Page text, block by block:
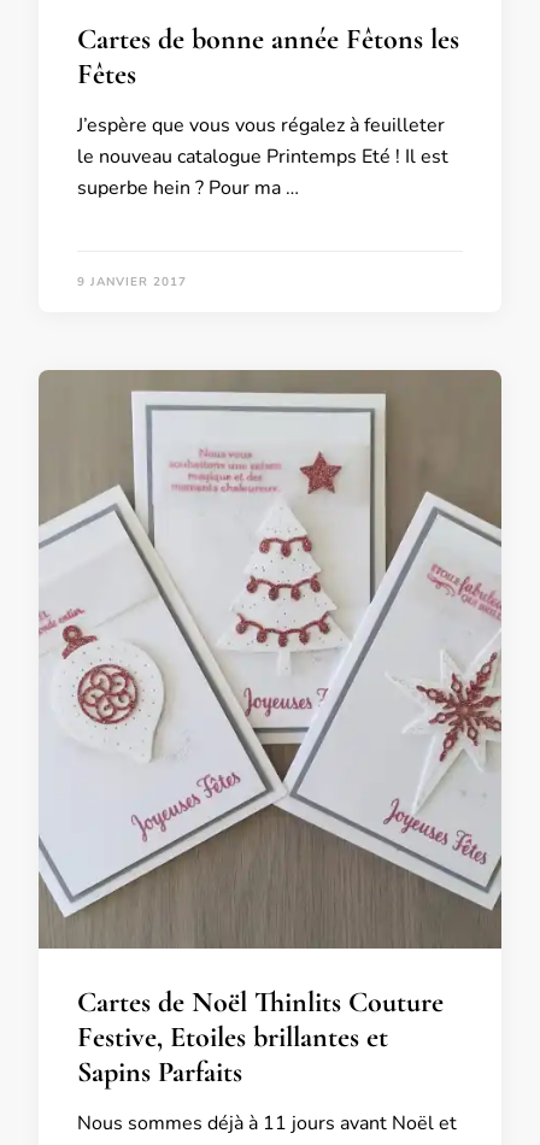
Cartes de bonne année Fêtons les
Fêtes
J’espère que vous vous régalez à feuilleter
le nouveau catalogue Printemps Eté ! Il est
superbe hein ? Pour ma …
9 JANVIER 2017
Cartes de Noël Thinlits Couture
Festive, Etoiles brillantes et
Sapins Parfaits
Nous sommes déjà à 11 jours avant Noël et